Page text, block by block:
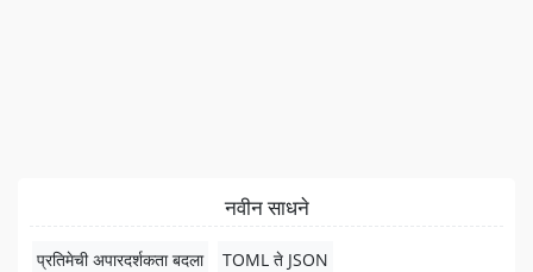
नवीन साधने
प्रतिमेची अपारदर्शकता बदला TOML ते JSON